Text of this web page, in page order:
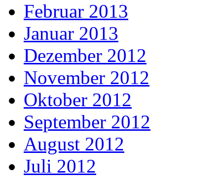
Februar 2013
Januar 2013
Dezember 2012
November 2012
Oktober 2012
September 2012
August 2012
Juli 2012